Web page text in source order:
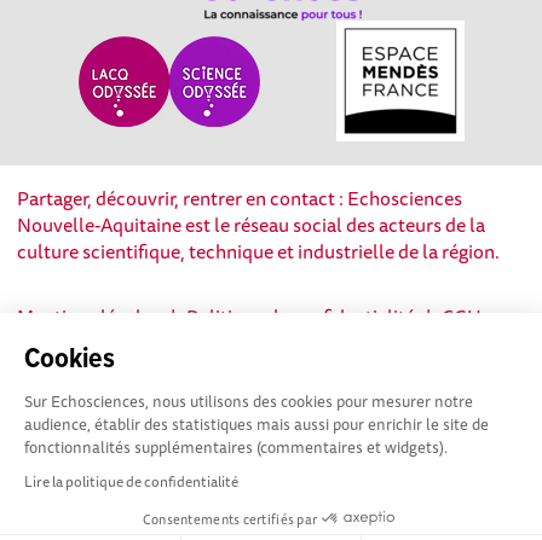
Cookies
Sur Echosciences, nous utilisons des cookies pour mesurer notre
audience, établir des statistiques mais aussi pour enrichir le site de
fonctionnalités supplémentaires (commentaires et widgets).
Lire la politique de confidentialité
Consentements certifiés par
Partager, découvrir, rentrer en contact : Echosciences
Nouvelle-Aquitaine est le réseau social des acteurs de la
culture scientifique, technique et industrielle de la région.
Mentions légales | Politique de confidentialité | CGU
| Ligne éditoriale